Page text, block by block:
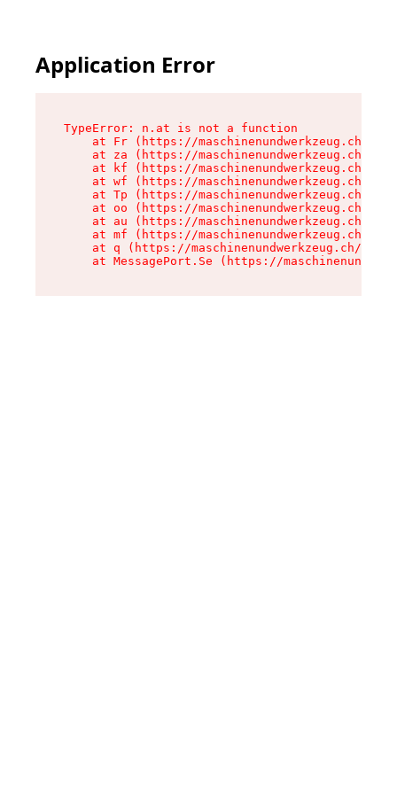
Application Error
TypeError: n.at is not a function
at Fr (https://maschinenundwerkzeug.ch/
at za (https://maschinenundwerkzeug.ch/
at kf (https://maschinenundwerkzeug.ch/
at wf (https://maschinenundwerkzeug.ch/
at Tp (https://maschinenundwerkzeug.ch/
at oo (https://maschinenundwerkzeug.ch/
at au (https://maschinenundwerkzeug.ch/
at mf (https://maschinenundwerkzeug.ch/
at q (https://maschinenundwerkzeug.ch/
at MessagePort.Se (https://